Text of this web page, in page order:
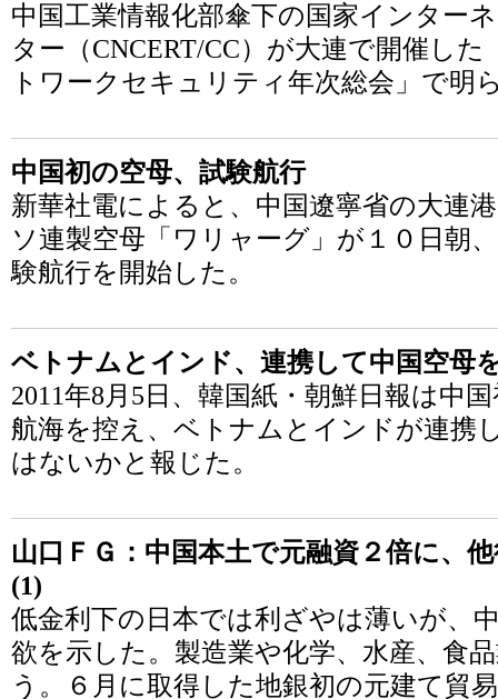
中国工業情報化部傘下の国家インター
ター（CNCERT/CC）が大連で開催し
トワークセキュリティ年次総会」で明
中国初の空母、試験航行
新華社電によると、中国遼寧省の大連
ソ連製空母「ワリャーグ」が１０日朝
験航行を開始した。
ベトナムとインド、連携して中国空母
2011年8月5日、韓国紙・朝鮮日報は中
航海を控え、ベトナムとインドが連携
はないかと報じた。
山口ＦＧ：中国本土で元融資２倍に、
(1)
低金利下の日本では利ざやは薄いが、
欲を示した。製造業や化学、水産、食
う。６月に取得した地銀初の元建て貿